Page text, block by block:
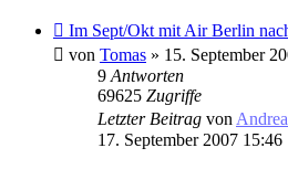
Im Sept/Okt mit Air Berlin
von Tomas » 15. September
9 Antworten
69625 Zugriffe
Letzter Beitrag von
17. September 2007 15:46